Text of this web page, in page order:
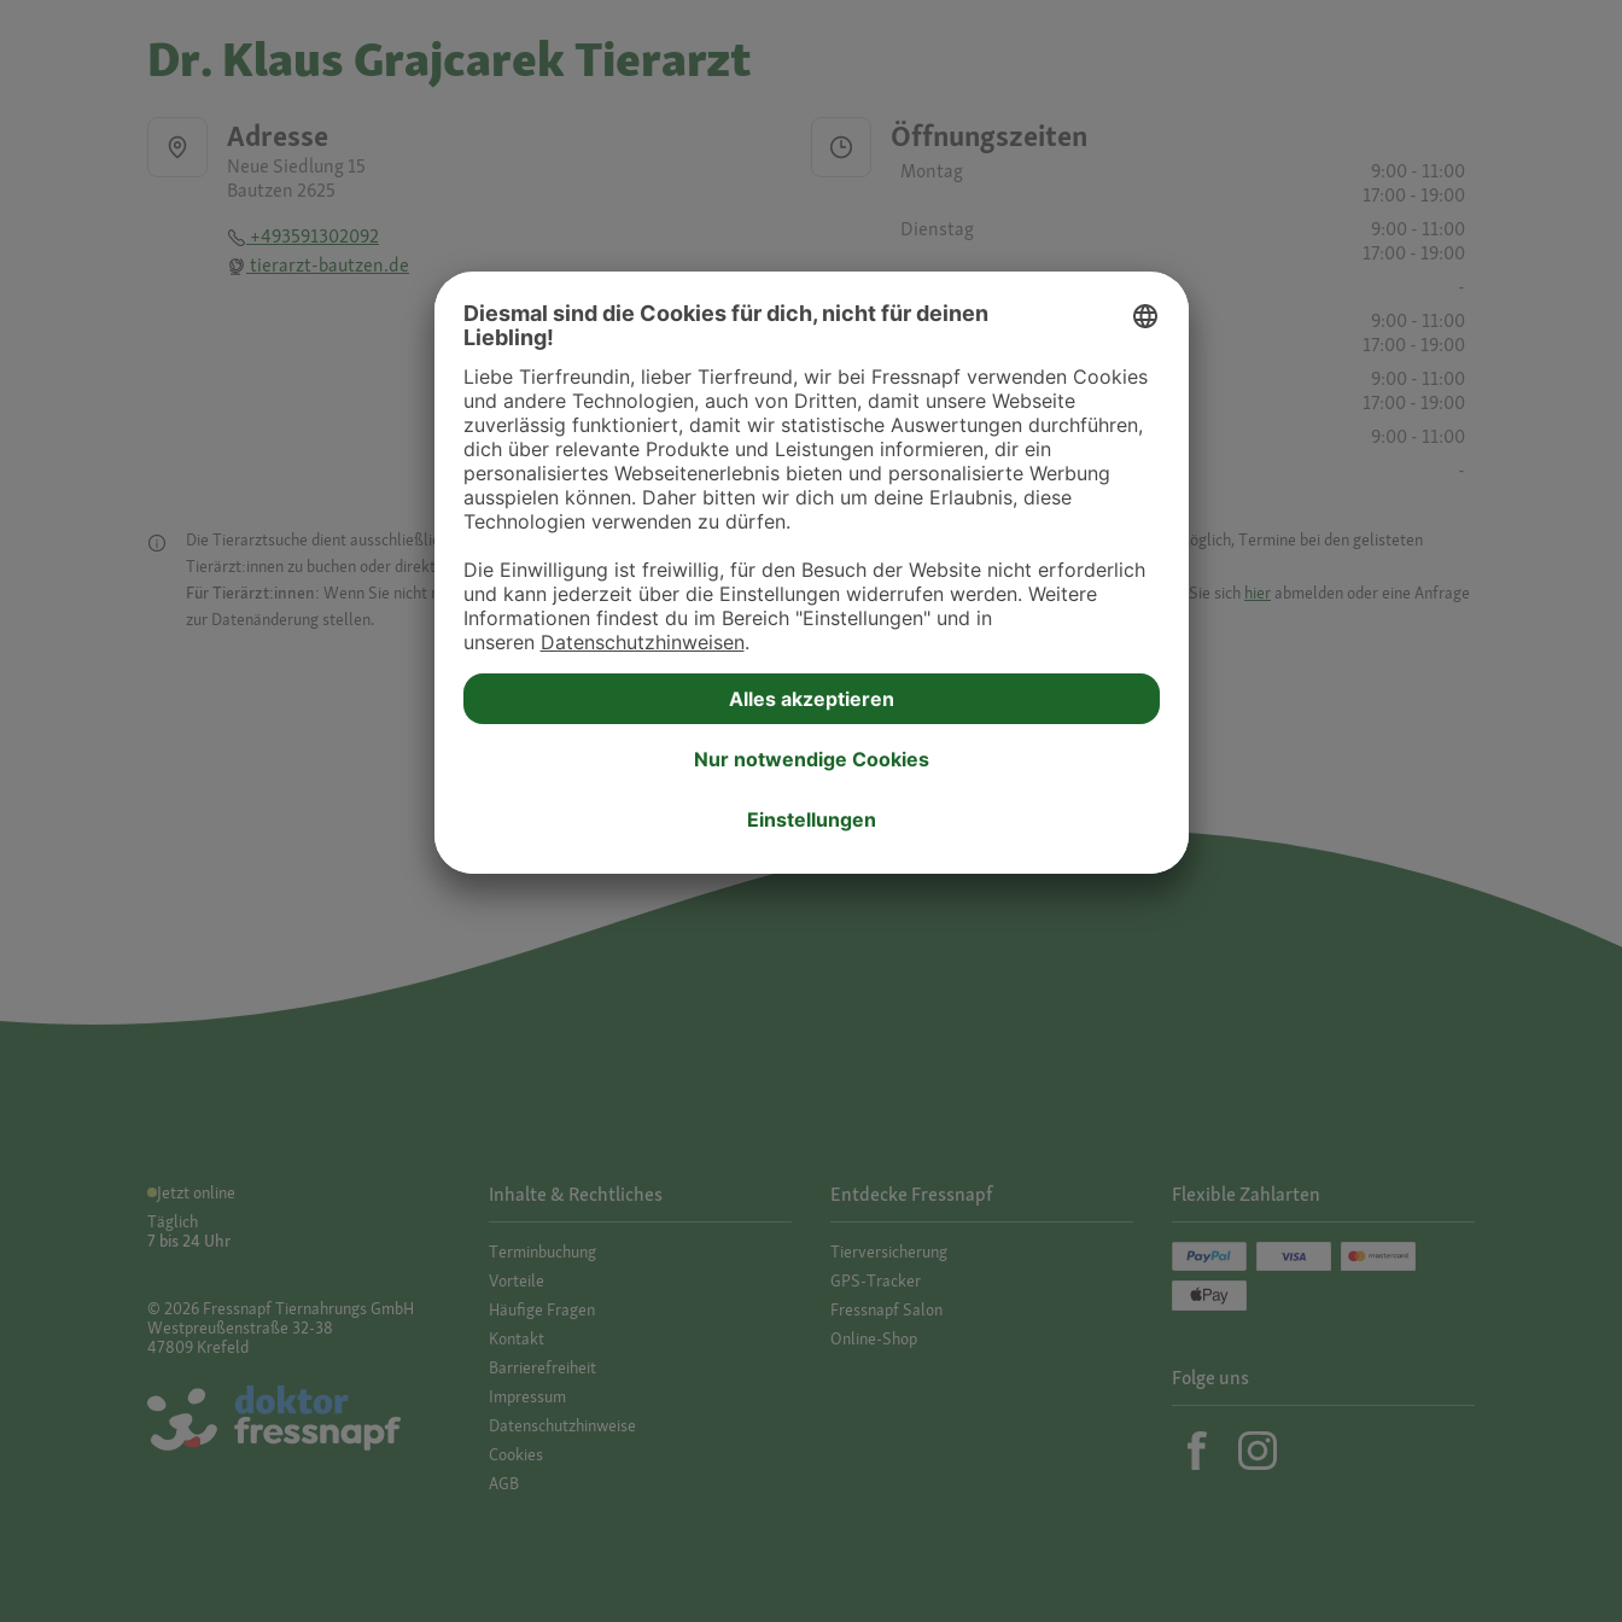
Dr. Klaus Grajcarek Tierarzt
Adresse
Neue Siedlung 15
Bautzen 2625
+493591302092
tierarzt-bautzen.de
Öffnungszeiten
Montag
9:00 - 11:00
17:00 - 19:00
Dienstag
9:00 - 11:00
17:00 - 19:00
-
Donnerstag
9:00 - 11:00
17:00 - 19:00
Freitag
9:00 - 11:00
17:00 - 19:00
Samstag
9:00 - 11:00
Sonntag
-
Die Tierarztsuche dient ausschließlich dazu, Tierarztpraxen und Kliniken in deiner Nähe übersichtlich anzuzeigen. Über Dr. Fressnapf ist es nicht möglich, Termine bei den gelisteten
Tierärzt:innen zu buchen oder direkt mit ihnen in Kontakt zu treten. Bitte wende dich hierfür direkt an die jeweilige Praxis oder Klinik.
Für Tierärzt:innen: Wenn Sie nicht mehr auf der Dr. Fressnapf Tierarztsuche als Praxis gelistet werden oder Ihre Daten ändern möchten, können Sie sich hier abmelden oder eine Anfrage
zur Datenänderung stellen.
Jetzt online
Täglich
7 bis 24 Uhr
© 2026 Fressnapf Tiernahrungs GmbH
Westpreußenstraße 32-38
47809 Krefeld
Inhalte & Rechtliches
Termin­buchung
Vorteile
Häufige Fragen
Kontakt
Barrierefreiheit
Impressum
Datenschutz­hinweise
Cookies
AGB
Entdecke Fressnapf
Tierversicherung
GPS-Tracker
Fressnapf Salon
Online-Shop
Flexible Zahlarten
Folge uns